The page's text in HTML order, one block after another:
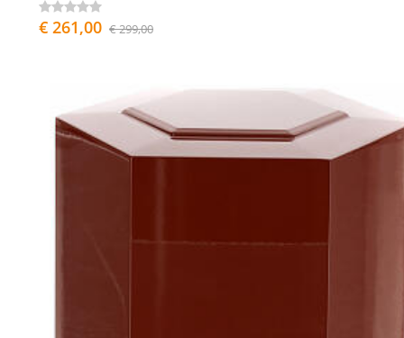
€ 261,00 € 299,00